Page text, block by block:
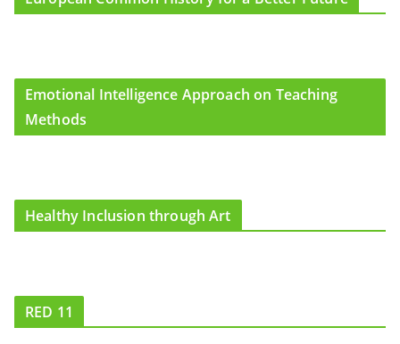
Emotional Intelligence Approach on Teaching
Methods
Healthy Inclusion through Art
RED 11